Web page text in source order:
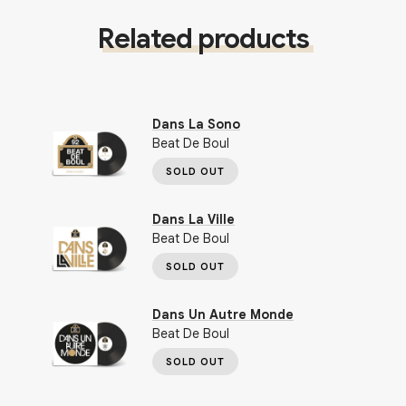
Related products
Dans La Sono
Beat De Boul
SOLD OUT
Dans La Ville
Beat De Boul
SOLD OUT
Dans Un Autre Monde
Beat De Boul
SOLD OUT